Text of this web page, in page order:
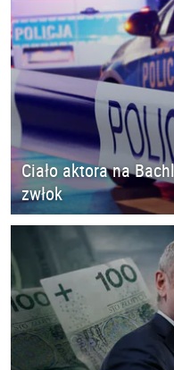
Ciało aktora na
zwłok